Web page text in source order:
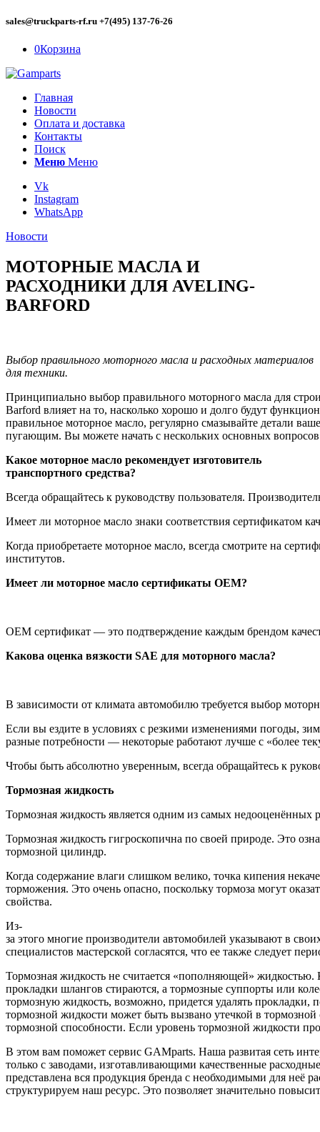
sales@truckparts-rf.ru +7(495) 137-76-26
0Корзина
Главная
Новости
Оплата и доставка
Контакты
Поиск
Меню Меню
Vk
Instagram
WhatsApp
Новости
МОТОРНЫЕ МАСЛА И
РАСХОДНИКИ ДЛЯ AVELING-
BARFORD
Выбор правильного моторного масла и расходных материалов
для техники.
Принципиально выбор правильного моторного масла для
Barford влияет на то, насколько хорошо и долго будут
правильное моторное масло, регулярно смазывайте детали
пугающим. Вы можете начать с нескольких основных
Какое моторное масло рекомендует изготовитель
транспортного средства?
Всегда обращайтесь к руководству пользователя.
Имеет ли моторное масло знаки соответствия сертификатом
Когда приобретаете моторное масло, всегда смотрите на
институтов.
Имеет ли моторное масло сертификаты OEM?
OEM сертификат — это подтверждение каждым брендом
Какова оценка вязкости SAE для моторного масла?
В зависимости от климата автомобилю требуется выбор
Если вы ездите в условиях с резкими изменениями погоды,
разные потребности — некоторые работают лучше с «более
Чтобы быть абсолютно уверенным, всегда обращайтесь к
Тормозная жидкость
Тормозная жидкость является одним из самых недооценённых
Тормозная жидкость гигроскопична по своей природе. Это
тормозной цилиндр.
Когда содержание влаги слишком велико, точка кипения
торможения. Это очень опасно, поскольку тормоза могут
свойства.
Из-
за этого многие производители автомобилей указывают в
специалистов мастерской согласятся, что ее также следует
Тормозная жидкость не считается «пополняющей»
прокладки шлангов стираются, а тормозные суппорты или
тормозную жидкость, возможно, придется удалять
тормозной жидкости может быть вызвано утечкой в
тормозной способности. Если уровень тормозной жидкости
В этом вам поможет сервис GAMparts. Наша развитая сеть
только с заводами, изготавливающими качественные
представлена вся продукция бренда с необходимыми для неё
структурируем наш ресурс. Это позволяет значительно